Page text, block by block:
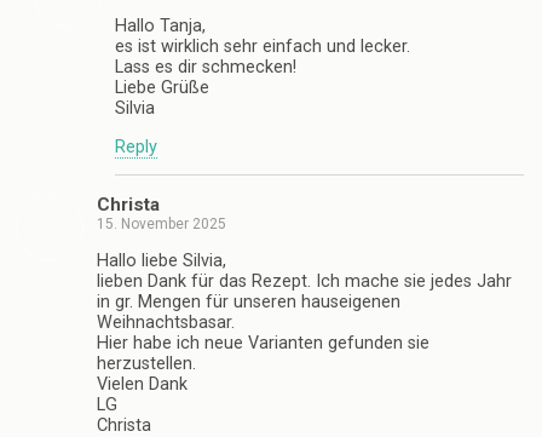
Hallo Tanja,
es ist wirklich sehr einfach und lecker.
Lass es dir schmecken!
Liebe Grüße
Silvia
Reply
Christa
15. November 2025
Hallo liebe Silvia,
lieben Dank für das Rezept. Ich mache sie jedes Jahr
in gr. Mengen für unseren hauseigenen
Weihnachtsbasar.
Hier habe ich neue Varianten gefunden sie
herzustellen.
Vielen Dank
LG
Christa